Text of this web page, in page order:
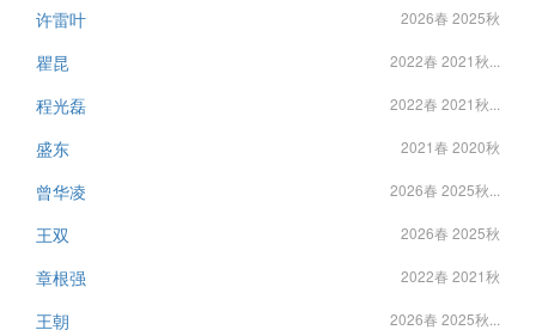
许雷叶 2026春 2025秋
瞿昆 2022春 2021秋...
程光磊 2022春 2021秋...
盛东 2021春 2020秋
曾华凌 2026春 2025秋...
王双 2026春 2025秋
章根强 2022春 2021秋
王朝 2026春 2025秋...